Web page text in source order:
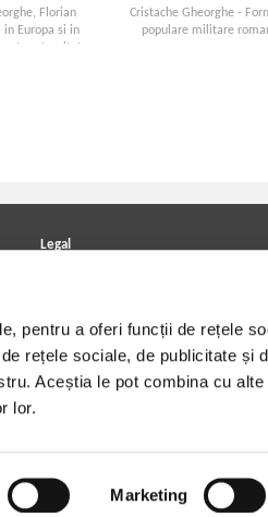
pentru a oferi funcții de rețele
rețele sociale, de publicitate și
Aceștia le pot combina cu alte
lor.
Marketing
Florian
in Europa si in
eternitate
Cristache Gheorghe -
populare militare
Legal
Termeni si conditii
Utilizare cookie-uri